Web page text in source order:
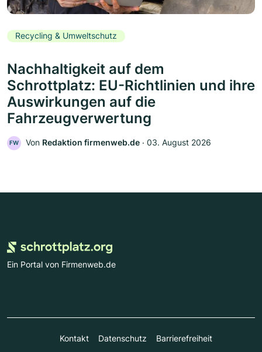
Recycling & Umweltschutz
Nachhaltigkeit auf dem
Schrottplatz: EU-Richtlinien und ihre
Auswirkungen auf die
Fahrzeugverwertung
FW Von Redaktion firmenweb.de ‧ 03. August 2026
Ein Portal von Firmenweb.de
Kontakt Datenschutz
Barrierefreiheit